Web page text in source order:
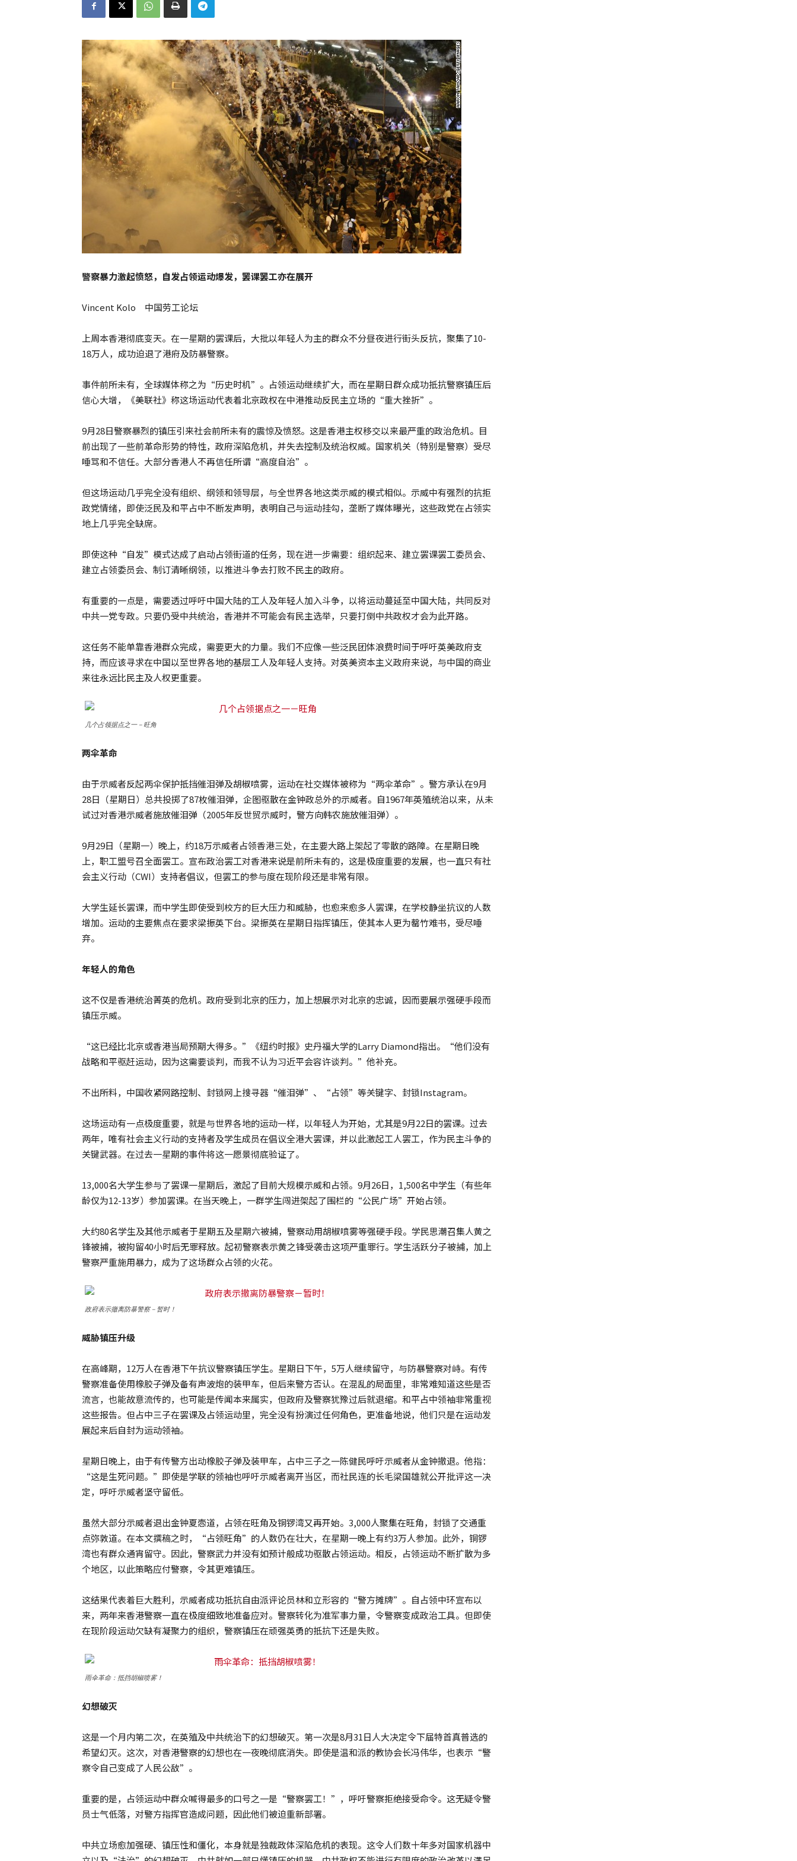
警察暴力激起愤怒，自发占领运动爆发，罢课罢工亦在展开
Vincent Kolo 中国劳工论坛
上周本香港彻底变天。在一星期的罢课后，大批以年轻人为主的群众不分昼夜进行街头反抗，聚集了10-
18万人，成功迫退了港府及防暴警察。
事件前所未有，全球媒体称之为“历史时机”。占领运动继续扩大，而在星期日群众成功抵抗警察镇压后
信心大增，《美联社》称这场运动代表着北京政权在中港推动反民主立场的“重大挫折”。
9月28日警察暴烈的镇压引来社会前所未有的震惊及愤怒。这是香港主权移交以来最严重的政治危机。目
前出现了一些前革命形势的特性，政府深陷危机，并失去控制及统治权威。国家机关（特别是警察）受尽
唾骂和不信任。大部分香港人不再信任所谓“高度自治”。
但这场运动几乎完全没有组织、纲领和领导层，与全世界各地这类示威的模式相似。示威中有强烈的抗拒
政党情绪，即使泛民及和平占中不断发声明，表明自己与运动挂勾，垄断了媒体曝光，这些政党在占领实
地上几乎完全缺席。
即使这种“自发”模式达成了启动占领街道的任务，现在进一步需要：组织起来、建立罢课罢工委员会、
建立占领委员会、制订清晰纲领，以推进斗争去打败不民主的政府。
有重要的一点是，需要透过呼吁中国大陆的工人及年轻人加入斗争，以将运动蔓延至中国大陆，共同反对
中共一党专政。只要仍受中共统治，香港并不可能会有民主选举，只要打倒中共政权才会为此开路。
这任务不能单靠香港群众完成，需要更大的力量。我们不应像一些泛民团体浪费时间于呼吁英美政府支
持，而应该寻求在中国以至世界各地的基层工人及年轻人支持。对英美资本主义政府来说，与中国的商业
来往永远比民主及人权更重要。
几个占领据点之一－旺角
两伞革命
由于示威者反起两伞保护抵挡催泪弹及胡椒喷雾，运动在社交媒体被称为“两伞革命”。警方承认在9月
28日（星期日）总共投掷了87枚催泪弹，企图驱散在金钟政总外的示威者。自1967年英殖统治以来，从未
试过对香港示威者施放催泪弹（2005年反世贸示威时，警方向韩农施放催泪弹）。
9月29日（星期一）晚上，约18万示威者占领香港三处，在主要大路上架起了零散的路障。在星期日晚
上，职工盟号召全面罢工。宣布政治罢工对香港来说是前所未有的，这是极度重要的发展，也一直只有社
会主义行动（CWI）支持者倡议，但罢工的参与度在现阶段还是非常有限。
大学生延长罢课，而中学生即使受到校方的巨大压力和威胁，也愈来愈多人罢课，在学校静坐抗议的人数
增加。运动的主要焦点在要求梁振英下台。梁振英在星期日指挥镇压，使其本人更为罄竹难书，受尽唾
弃。
年轻人的角色
这不仅是香港统治菁英的危机。政府受到北京的压力，加上想展示对北京的忠诚，因而要展示强硬手段而
镇压示威。
“这已经比北京或香港当局预期大得多。”《纽约时报》史丹福大学的Larry Diamond指出。“他们没有
战略和平驱赶运动，因为这需要谈判，而我不认为习近平会容许谈判。”他补充。
不出所料，中国收紧网路控制、封锁网上搜寻器“催泪弹”、“占领”等关键字、封锁Instagram。
这场运动有一点极度重要，就是与世界各地的运动一样，以年轻人为开始，尤其是9月22日的罢课。过去
两年，唯有社会主义行动的支持者及学生成员在倡议全港大罢课，并以此激起工人罢工，作为民主斗争的
关键武器。在过去一星期的事件将这一愿景彻底验证了。
13,000名大学生参与了罢课一星期后，激起了目前大规模示威和占领。9月26日，1,500名中学生（有些年
龄仅为12-13岁）参加罢课。在当天晚上，一群学生闯进架起了围栏的“公民广场”开始占领。
大约80名学生及其他示威者于星期五及星期六被捕，警察动用胡椒喷雾等强硬手段。学民思潮召集人黄之
锋被捕，被拘留40小时后无罪释放。起初警察表示黄之锋受袭击这项严重罪行。学生活跃分子被捕，加上
警察严重施用暴力，成为了这场群众占领的火花。
政府表示撤离防暴警察－暂时！
威胁镇压升级
在高峰期，12万人在香港下午抗议警察镇压学生。星期日下午，5万人继续留守，与防暴警察对峙。有传
警察准备使用橡胶子弹及备有声波炮的装甲车，但后来警方否认。在混乱的局面里，非常难知道这些是否
流言，也能故意流传的，也可能是传闻本来属实，但政府及警察犹豫过后就退缩。和平占中领袖非常重视
这些报告。但占中三子在罢课及占领运动里，完全没有扮演过任何角色，更准备地说，他们只是在运动发
展起来后自封为运动领袖。
星期日晚上，由于有传警方出动橡胶子弹及装甲车，占中三子之一陈健民呼吁示威者从金钟撤退。他指：
“这是生死问题。”即使是学联的领袖也呼吁示威者离开当区，而社民连的长毛梁国雄就公开批评这一决
定，呼吁示威者坚守留低。
虽然大部分示威者退出金钟夏悫道，占领在旺角及铜锣湾又再开始。3,000人聚集在旺角，封锁了交通重
点弥敦道。在本文撰稿之时，“占领旺角”的人数仍在壮大，在星期一晚上有约3万人参加。此外，铜锣
湾也有群众通宵留守。因此，警察武力并没有如预计般成功驱散占领运动。相反，占领运动不断扩散为多
个地区，以此策略应付警察，令其更难镇压。
这结果代表着巨大胜利，示威者成功抵抗自由派评论员林和立形容的“警方摊牌”。自占领中环宣布以
来，两年来香港警察一直在极度细致地准备应对。警察转化为准军事力量，令警察变成政治工具。但即使
在现阶段运动欠缺有凝聚力的组织，警察镇压在顽强英勇的抵抗下还是失败。
雨伞革命：抵挡胡椒喷雾！
幻想破灭
这是一个月内第二次，在英殖及中共统治下的幻想破灭。第一次是8月31日人大决定令下届特首真普选的
希望幻灭。这次，对香港警察的幻想也在一夜晚彻底消失。即使是温和派的教协会长冯伟华，也表示“警
察令自己变成了人民公敌”。
重要的是，占领运动中群众喊得最多的口号之一是“警察罢工！”，呼吁警察拒绝接受命令。这无疑令警
员士气低落，对警方指挥官造成问题，因此他们被迫重新部署。
中共立场愈加强硬、镇压性和僵化，本身就是独裁政体深陷危机的表现。这令人们数十年多对国家机器中